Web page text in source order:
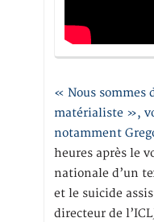
« Nous sommes
matérialiste »,
notamment
heures après le
nationale d’un
et le suicide
directeur de